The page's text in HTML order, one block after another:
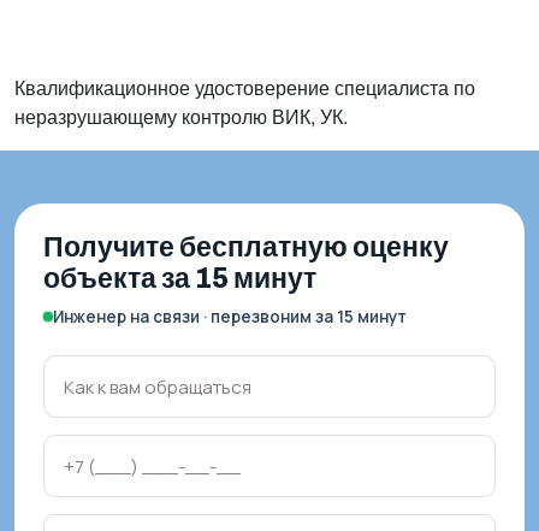
Квалификационное удостоверение специалиста по
неразрушающему контролю ВИК, УК.
Получите бесплатную оценку
объекта за 15 минут
Инженер на связи · перезвоним за 15 минут